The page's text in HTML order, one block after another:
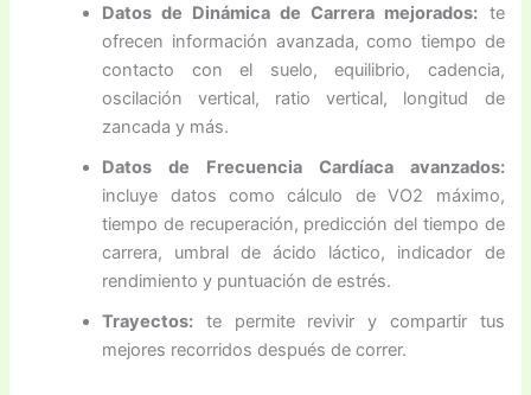
Datos de Dinámica de Carrera mejorados: te
ofrecen información avanzada, como tiempo de
contacto con el suelo, equilibrio, cadencia,
oscilación vertical, ratio vertical, longitud de
zancada y más.
Datos de Frecuencia Cardíaca avanzados:
incluye datos como cálculo de VO2 máximo,
tiempo de recuperación, predicción del tiempo de
carrera, umbral de ácido láctico, indicador de
rendimiento y puntuación de estrés.
Trayectos: te permite revivir y compartir tus
mejores recorridos después de correr.